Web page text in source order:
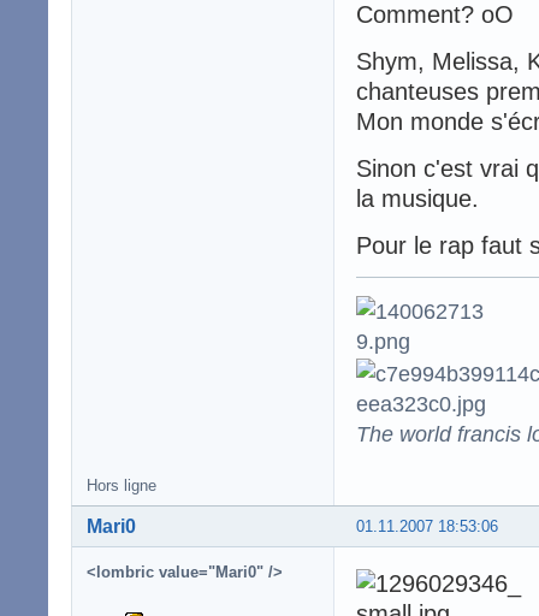
Comment? oO
Shym, Melissa,
chanteuses
Mon monde
Sinon c'est vrai
la musique.
Pour le rap faut
The world francis
Hors ligne
01.11.2007 18:53:06
Mari0
<lombric value="Mari0" />